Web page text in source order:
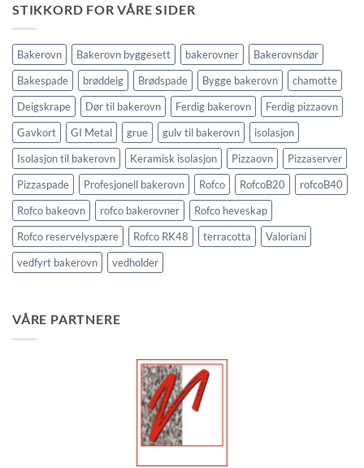
STIKKORD FOR VÅRE SIDER
Bakerovn Bakerovn byggesett bakerovner
Bakerovnsdør
Bakespade
brøddeig Brødspade Bygge bakerovn
chamotte
Deigskrape
Dør til bakerovn Ferdig bakerovn
Ferdig pizzaovn
Gavkort
GI Metal grue gulv til bakerovn
isolasjon
Isolasjon til bakerovn
Keramisk isolasjon Pizzaovn
Pizzaserver
Pizzaspade
Profesjonell bakerovn Rofco RofcoB20
rofcoB40
Rofco bakeovn
rofco bakerovner
Rofco heveskap
Rofco reservelyspære
Rofco RK48 terracotta
Valoriani
vedfyrt bakerovn
vedholder
VÅRE PARTNERE